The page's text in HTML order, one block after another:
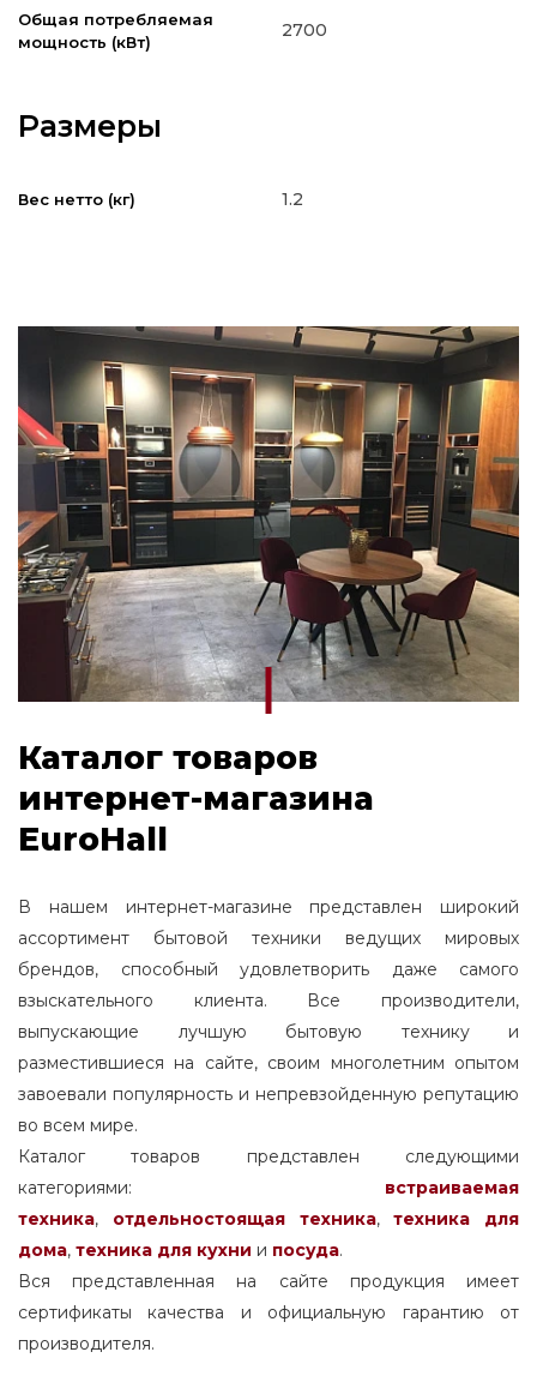
Общая потребляемая
мощность (кВт)
2700
Размеры
Вес нетто (кг) 1.2
Каталог товаров
интернет-магазина
EuroHall
В нашем интернет-магазине представлен широкий
ассортимент бытовой техники ведущих мировых
брендов, способный удовлетворить даже самого
взыскательного клиента. Все производители,
выпускающие лучшую бытовую технику и
разместившиеся на сайте, своим многолетним опытом
завоевали популярность и непревзойденную репутацию
во всем мире.
Каталог товаров представлен следующими
категориями: встраиваемая
техника, отдельностоящаятехника,
техника для
дома, техника для кухни и посуда.
Вся представленная на сайте продукция имеет
сертификаты качества и официальную гарантию от
производителя.